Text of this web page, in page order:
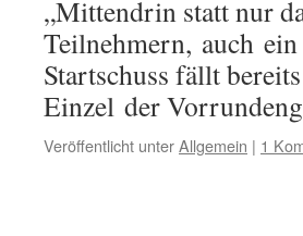
„Mittendrin statt nur
Teilnehmern, auch
Startschuss fällt
Einzel der
Veröffentlicht unterAllgemein | 1